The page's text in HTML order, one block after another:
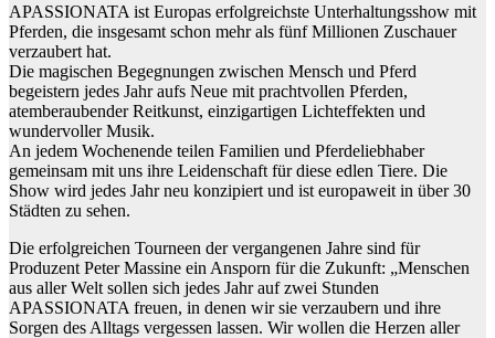
APASSIONATA ist Europas erfolgreichste Unterhaltungsshow mit
Pferden, die insgesamt schon mehr als fünf Millionen Zuschauer
verzaubert hat.
Die magischen Begegnungen zwischen Mensch und Pferd
begeistern jedes Jahr aufs Neue mit prachtvollen Pferden,
atemberaubender Reitkunst, einzigartigen Lichteffekten und
wundervoller Musik.
An jedem Wochenende teilen Familien und Pferdeliebhaber
gemeinsam mit uns ihre Leidenschaft für diese edlen Tiere. Die
Show wird jedes Jahr neu konzipiert und ist europaweit in über 30
Städten zu sehen.
Die erfolgreichen Tourneen der vergangenen Jahre sind für
Produzent Peter Massine ein Ansporn für die Zukunft: „Menschen
aus aller Welt sollen sich jedes Jahr auf zwei Stunden
APASSIONATA freuen, in denen wir sie verzaubern und ihre
Sorgen des Alltags vergessen lassen. Wir wollen die Herzen aller